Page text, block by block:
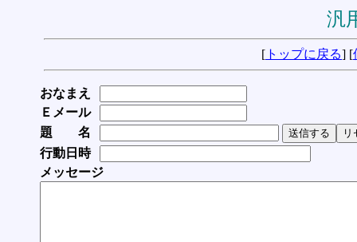
汎
[ トップに戻る] [
おなまえ
Ｅメール
題 名
行動日時
メッセージ